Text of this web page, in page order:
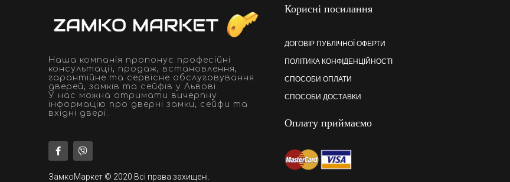
Наша компанія пропонує професійні
консультації, продаж, встановлення,
гарантійне та сервісне обслуговування
дверей, замків та сейфів у Львові.
У нас можна отримати вичерпну
інформацію про дверні замки, сейфи та
вхідні двері.
ЗамкоМаркет © 2020 Всі права захищені.
Корисні посилання
ДОГОВІР ПУБЛІЧНОЇ ОФЕРТИ
ПОЛІТИКА КОНФІДЕНЦІЙНОСТІ
СПОСОБИ ОПЛАТИ
СПОСОБИ ДОСТАВКИ
Оплату приймаємо